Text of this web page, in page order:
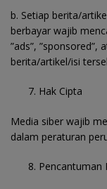
b. Setiap berita/
berbayar wajib
”ads”,
berita/artikel/isi
Hak Cipta
Media siber wajib
dalam peraturan
Pencantuman